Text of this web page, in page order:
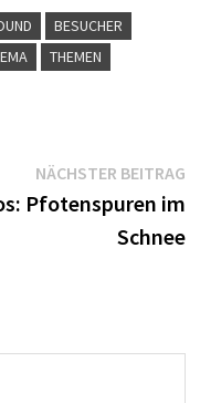
BESUCHER
THEMEN
NÄCHSTER BEITRAG
Pfotenspuren im
Schnee